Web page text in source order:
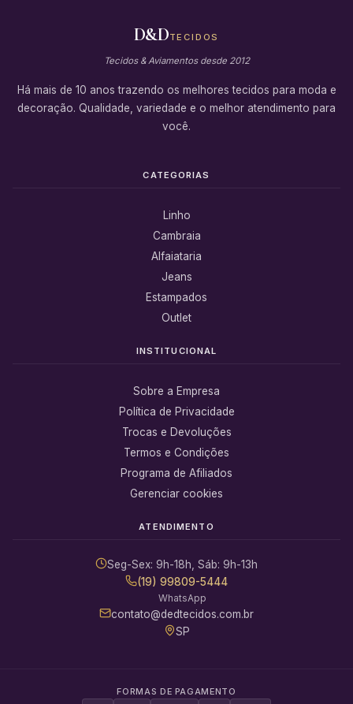
D&DTECIDOS
Tecidos & Aviamentos desde 2012
Há mais de 10 anos trazendo os melhores tecidos para moda e
decoração. Qualidade, variedade e o melhor atendimento para
você.
CATEGORIAS
Linho
Cambraia
Alfaiataria
Jeans
Estampados
Outlet
INSTITUCIONAL
Sobre a Empresa
Política de Privacidade
Trocas e Devoluções
Termos e Condições
Programa de Afiliados
Gerenciar cookies
ATENDIMENTO
Seg-Sex: 9h-18h, Sáb: 9h-13h
(19) 99809-5444
WhatsApp
contato@dedtecidos.com.br
SP
FORMAS DE PAGAMENTO